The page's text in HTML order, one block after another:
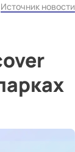
Источник новости